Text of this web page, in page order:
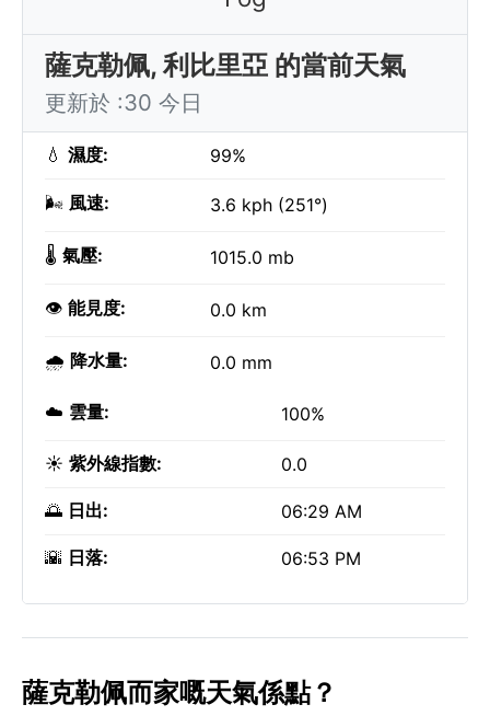
薩克勒佩, 利比里亞 的當前天氣
更新於 :30 今日
💧 濕度: 99%
🌬️ 風速: 3.6 kph (251°)
🌡️ 氣壓: 1015.0 mb
👁️ 能見度: 0.0 km
🌧️ 降水量: 0.0 mm
☁️ 雲量: 100%
☀️ 紫外線指數: 0.0
🌅 日出: 06:29 AM
🌇 日落: 06:53 PM
薩克勒佩而家嘅天氣係點？